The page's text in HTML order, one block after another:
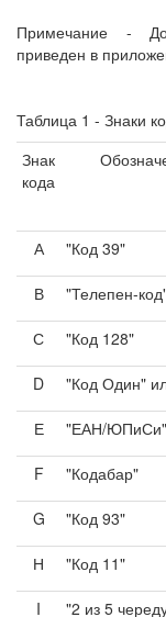
Примечание -
приведен в
Таблица 1 - Знаки
Знак
кода
А "Код 39"
В "Телепен-
С "Код 128"
D "Код Один"
Е "ЕАН/ЮПиСи"
F "Кодабар"
G "Код 93"
Н "Код 11"
I "2 из 5